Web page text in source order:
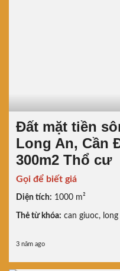
Đất mặt tiền
Long An, Cần
300m2 Thổ cư
Gọi để biết giá
Diện tích: 1000 m²
Thẻ từ khóa: can giuoc, long
3 năm ago